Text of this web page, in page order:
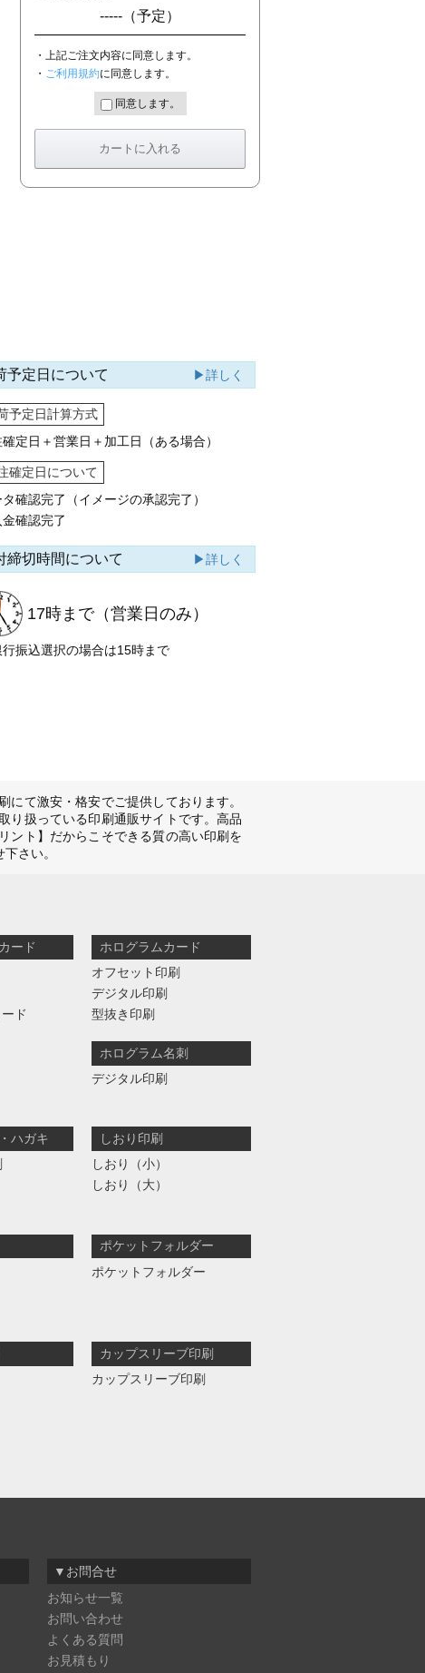
----- （予定）
・上記ご注文内容に同意します。
・ ご利用規約に同意します。
同意します。
予定日について ▶詳しく
予定日計算方式
定日＋営業日＋加工日（ある場合）
確定日について
確認完了（イメージの承認完了）
金確認完了
締切時間について ▶詳しく
17時まで（営業日のみ）
振込選択の場合は15時まで
て激安・格安でご提供しております。
り扱っている印刷通販サイトです。高品
ント】だからこそできる質の高い印刷を
さい。
ード
ド
ホログラムカード
オフセット印刷
デジタル印刷
型抜き印刷
ホログラム名刺
デジタル印刷
ハガキ
しおり印刷
しおり（小）
しおり（大）
ポケットフォルダー
ポケットフォルダー
カップスリーブ印刷
カップスリーブ印刷
▼お問合せ
お知らせ一覧
お問い合わせ
よくある質問
お見積もり